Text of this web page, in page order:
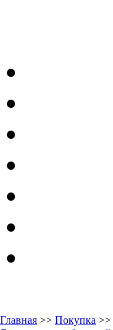
Главная >> Покупка >>